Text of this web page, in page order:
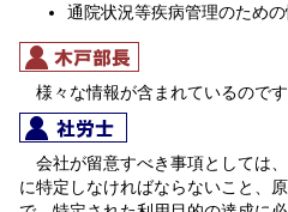
通院状況等疾病管理のため
様々な情報が含まれているのです
会社が留意すべき事項としては
に特定しなければならないこと、